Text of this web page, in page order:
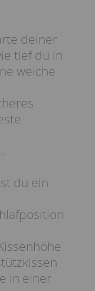
deiner
tief du in
weiche
du ein
in einer